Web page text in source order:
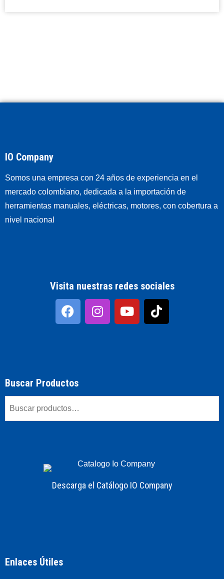
IO Company
Somos una empresa con 24 años de experiencia en el
mercado colombiano, dedicada a la importación de
herramientas manuales, eléctricas, motores, con cobertura a
nivel nacional
Visita nuestras redes sociales
Buscar Productos
Descarga el Catálogo IO Company
Enlaces Útiles